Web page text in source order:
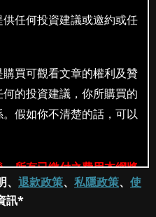
退款政策、 私隱政策、 使
訊*